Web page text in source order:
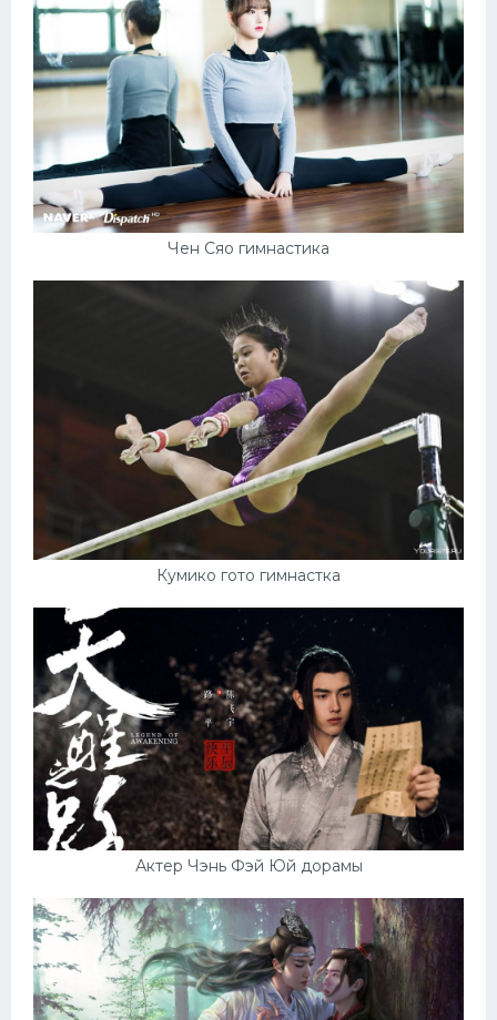
Чен Сяо гимнастика
Кумико гото гимнастка
Актер Чэнь Фэй Юй дорамы